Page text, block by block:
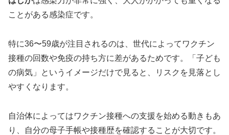
ことがある感染症です。
特に36〜59歳が注目されるのは、世代によってワクチン
接種の回数や免疫の持ち方に差があるためです。「子ども
の病気」というイメージだけで見ると、リスクを見落とし
やすくなります。
自治体によってはワクチン接種への支援を始める動きもあ
り、自分の母子手帳や接種歴を確認することが大切です。